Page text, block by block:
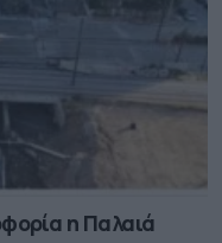
η Παλαιά